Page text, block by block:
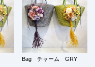
Bag チャーム GRY